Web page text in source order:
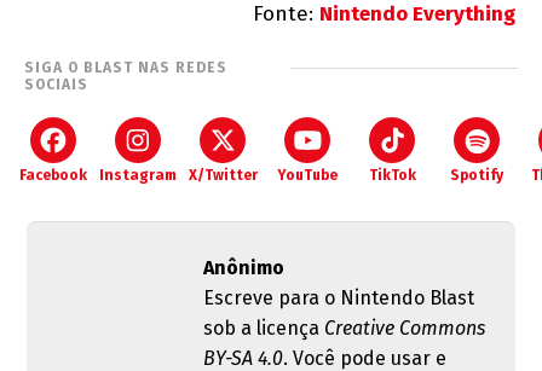
Fonte: Nintendo Everything
SIGA O BLAST NAS REDES
SOCIAIS
Facebook Instagram X/Twitter YouTube TikTok Spotify
Anônimo
Escreve para o Nintendo Blast
sob a licença Creative Commons
BY-SA 4.0. Você pode usar e